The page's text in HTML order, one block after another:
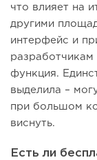
что влияет на
другими
интерфейс и
разработчикам
функция.
выделила –
при большом
виснуть.
Есть ли